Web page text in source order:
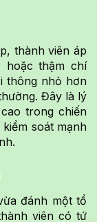
thành viên áp
thậm chí
thông nhỏ hơn
Đây là lý
trong chiến
soát mạnh
đánh một tổ
viên có tứ